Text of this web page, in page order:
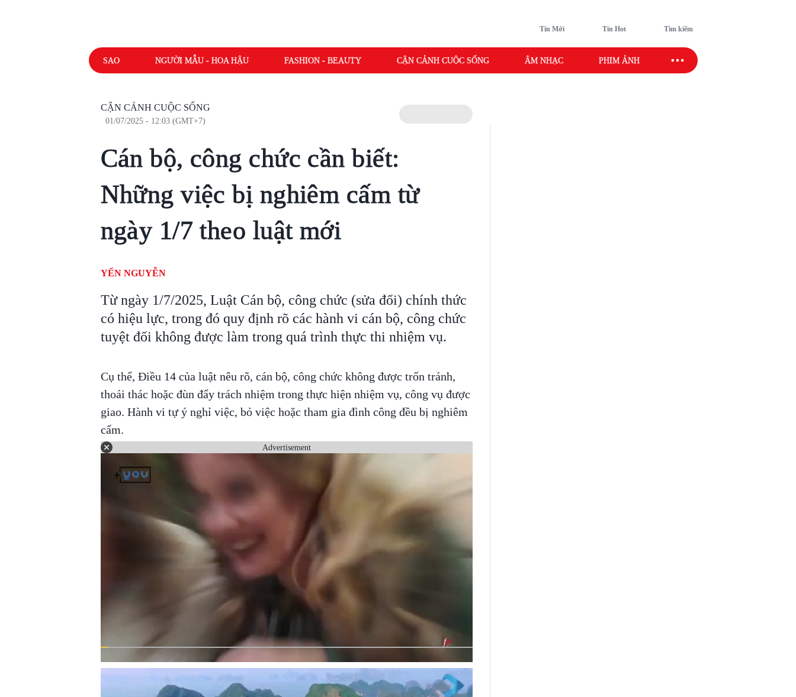
Tin Mới Tin Hot Tìm kiếm
SAO NGƯỜI MẪU - HOA HẬU FASHION - BEAUTY CẬN CẢNH CUỘC SỐNG ÂM NHẠC PHIM ẢNH SAO SPORT
CẬN CẢNH CUỘC SỐNG
01/07/2025 - 12:03 (GMT+7)
Cán bộ, công chức cần biết:
Những việc bị nghiêm cấm từ
ngày 1/7 theo luật mới
YẾN NGUYỄN
Từ ngày 1/7/2025, Luật Cán bộ, công chức (sửa đổi) chính thức
có hiệu lực, trong đó quy định rõ các hành vi cán bộ, công chức
tuyệt đối không được làm trong quá trình thực thi nhiệm vụ.
Cụ thể, Điều 14 của luật nêu rõ, cán bộ, công chức không được trốn tránh,
thoái thác hoặc đùn đẩy trách nhiệm trong thực hiện nhiệm vụ, công vụ được
giao. Hành vi tự ý nghỉ việc, bỏ việc hoặc tham gia đình công đều bị nghiêm
cấm.
Advertisement